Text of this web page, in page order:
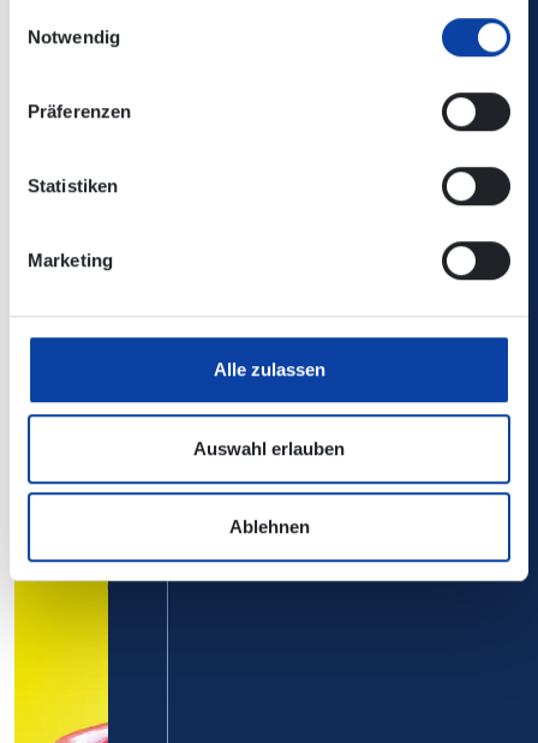
Notwendig
Präferenzen
Statistiken
Marketing
Alle zulassen
Auswahl erlauben
Ablehnen